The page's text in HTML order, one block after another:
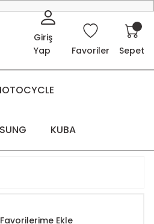
Giriş
Yap
Favoriler Sepet
KUBA